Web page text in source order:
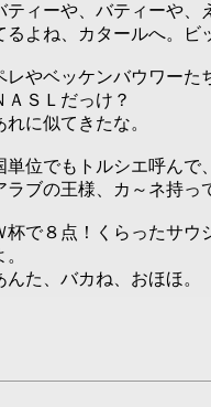
ティーや、バティーや、
るよね、カタールへ。ビ
レやベッケンバウワーた
ＡＳＬだっけ？
れに似てきたな。
単位でもトルシエ呼んで
ラブの王様、カ～ネ持
杯で８点！くらったサウ
。
んた、バカね、おほほ。